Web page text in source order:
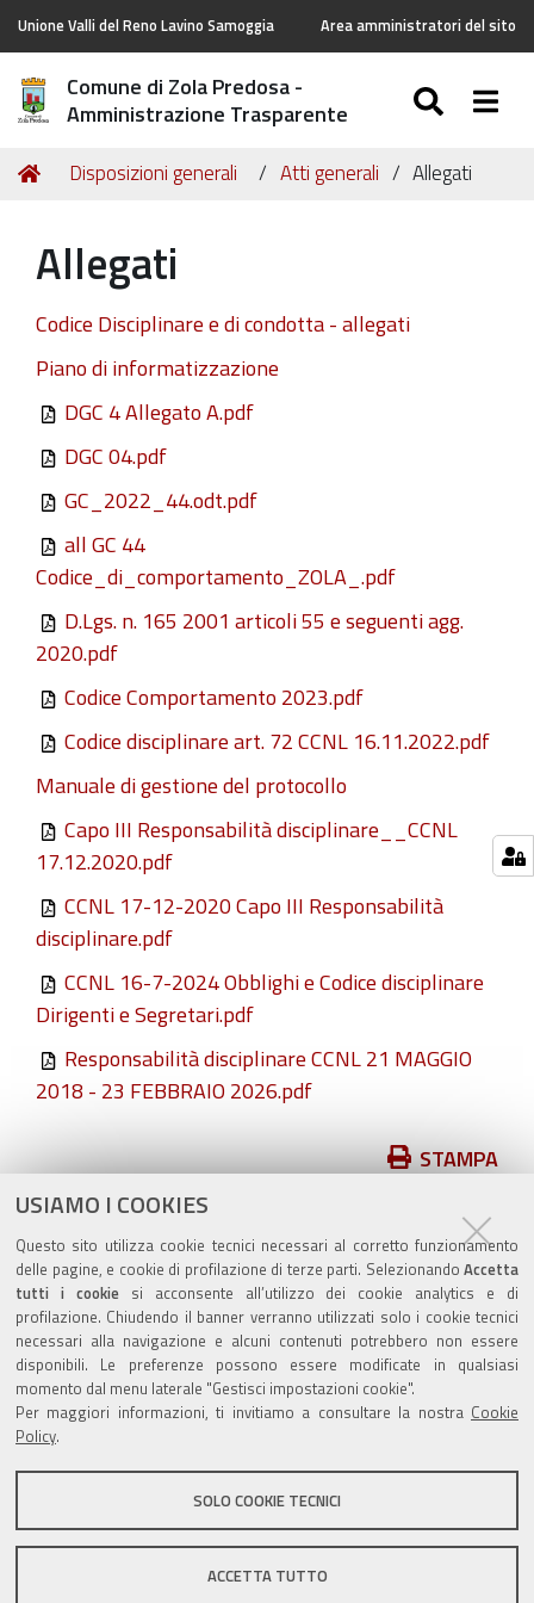
USIAMO I COOKIES
Questo sito utilizza cookie tecnici necessari al corretto funzionamento
delle pagine, e cookie di profilazione di terze parti. Selezionando Accetta
tutti i cookiesi acconsente all’utilizzo dei cookie analytics e di
profilazione. Chiudendo il banner verranno utilizzati solo i cookie tecnici
necessari alla navigazione e alcuni contenuti potrebbero non essere
disponibili. Le preferenze possono essere modificate in qualsiasi
momento dal menu laterale "Gestisci impostazioni cookie".
Per maggiori informazioni, ti invitiamo a consultare la nostra Cookie
Policy.
SOLO COOKIE TECNICI
ACCETTA TUTTO
Unione Valli del Reno Lavino Samoggia Area amministratori del sito
Comune di Zola Predosa -
Amministrazione Trasparente
Tu
Home
Disposizioni generali Atti generali Allegati
Allegati
Codice Disciplinare e di condotta - allegati
Piano di informatizzazione
DGC 4 Allegato A.pdf
DGC 04.pdf
GC_2022_44.odt.pdf
all GC 44
Codice_di_comportamento_ZOLA_.pdf
D.Lgs. n. 165 2001 articoli 55 e seguenti agg.
2020.pdf
Codice Comportamento 2023.pdf
Codice disciplinare art. 72 CCNL 16.11.2022.pdf
Manuale di gestione del protocollo
Capo III Responsabilità disciplinare__CCNL
17.12.2020.pdf
CCNL 17-12-2020 Capo III Responsabilità
disciplinare.pdf
CCNL 16-7-2024 Obblighi e Codice disciplinare
Dirigenti e Segretari.pdf
Responsabilità disciplinare CCNL 21 MAGGIO
2018 - 23 FEBBRAIO 2026.pdf
Azioni
sul
documento
STAMPA
pubblicato il09/11/2018
ultima modifica04/06/2026
Valuta questo sito
Sito istituzionale Comune di Zola Predosa